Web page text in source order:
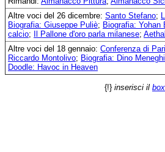
Altre voci del 26 dicembre: Santo Stefano;
Biografia: Giuseppe Puliè; Biografia: Yohan
calcio; Il Pallone d'oro parla milanese;
Altre voci del 18 gennaio: Conferenza di
Riccardo Montolivo; Biografia: Dino
Doodle: Havoc in Heaven
{!} inserisci il